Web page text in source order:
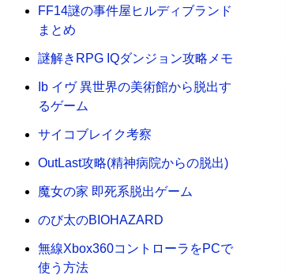
FF14謎の事件屋ヒルディブランド
まとめ
謎解きRPG IQダンジョン攻略メモ
Ib イヴ 異世界の美術館から脱出す
るゲーム
サイコブレイク考察
OutLast攻略(精神病院からの脱出)
魔女の家 即死系脱出ゲーム
のび太のBIOHAZARD
無線Xbox360コントローラをPCで
使う方法